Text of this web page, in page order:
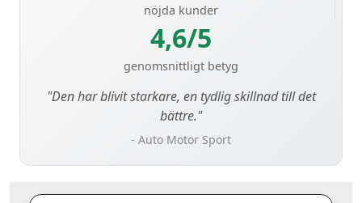
nöjda kunder
4,6/5
genomsnittligt betyg
"Den har blivit starkare, en tydlig skillnad till det
bättre."
- Auto Motor Sport